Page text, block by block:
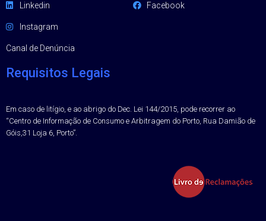
Linkedin
Instagram
Canal de Denúncia
Facebook
Requisitos Legais
Em caso de litígio, e ao abrigo do Dec. Lei 144/2015, pode recorrer ao
“Centro de Informação de Consumo e Arbitragem do Porto, Rua Damião de
Góis,31 Loja 6, Porto”.